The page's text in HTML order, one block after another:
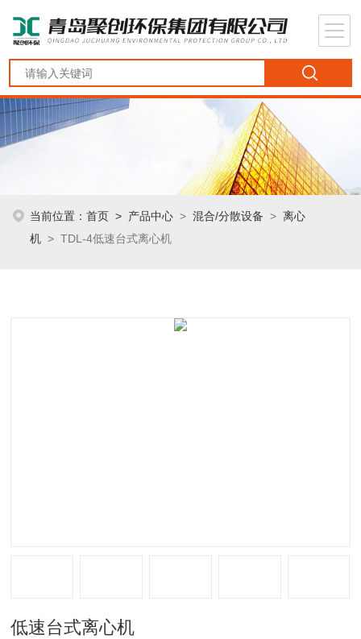
当前位置：首页 > 产品中心 >混合/分散设备 >离心
机 > TDL-4低速台式离心机
低速台式离心机